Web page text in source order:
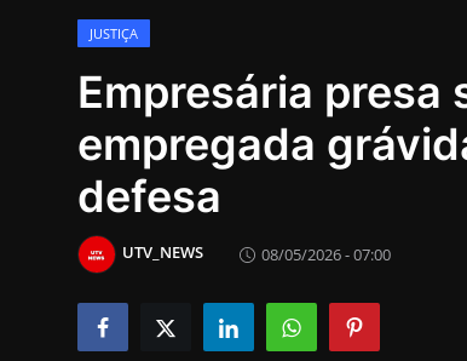
PIRACICABA
CAMPINAS
LIMEIRA
JUSTIÇA
Empresária
empregada
defesa
UTV_NEWS 08/05/2026 - 07:00